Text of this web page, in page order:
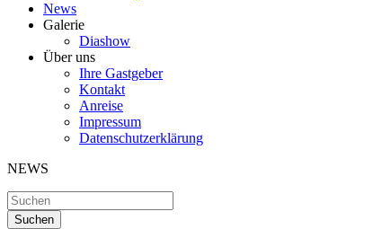
News
Galerie
Diashow
Über uns
Ihre Gastgeber
Kontakt
Anreise
Impressum
Datenschutzerklärung
NEWS